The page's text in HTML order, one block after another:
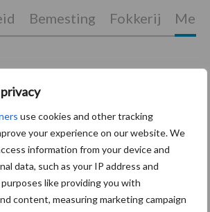
use cookies and other tracking
your experience on our website. We
information from your device and
data, such as your IP address and
like providing you with
content, measuring marketing campaign
Bemesting Fokkerij
Voerhekken
Toon meer